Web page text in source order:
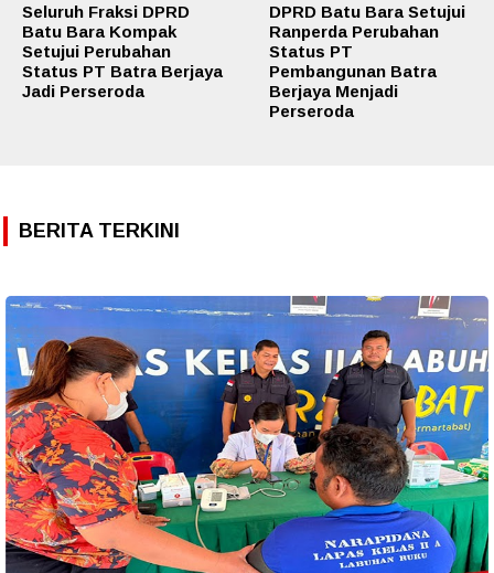
Seluruh Fraksi DPRD
Batu Bara Kompak
Setujui Perubahan
Status PT Batra Berjaya
Jadi Perseroda
DPRD Batu Bara Setujui
Ranperda Perubahan
Status PT
Pembangunan Batra
Berjaya Menjadi
Perseroda
BERITA TERKINI